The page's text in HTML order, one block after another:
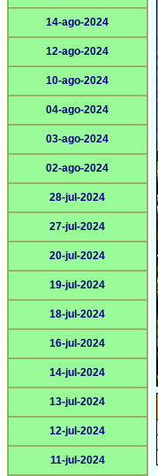
14-ago-2024
12-ago-2024
10-ago-2024
04-ago-2024
03-ago-2024
02-ago-2024
28-jul-2024
27-jul-2024
20-jul-2024
19-jul-2024
18-jul-2024
16-jul-2024
14-jul-2024
13-jul-2024
12-jul-2024
11-jul-2024